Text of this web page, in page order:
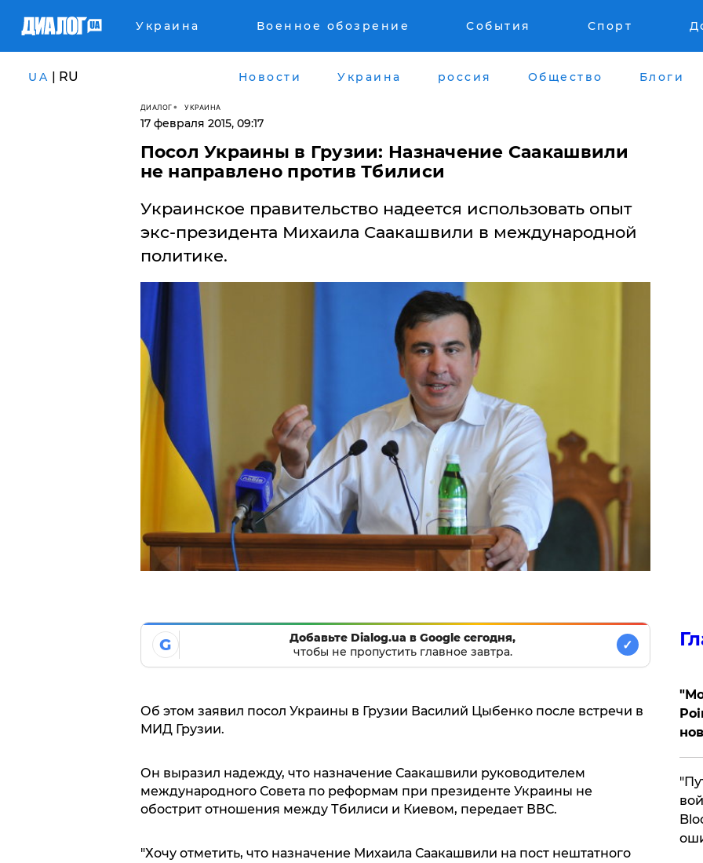
Украина Военное обозрение События Спорт
UA | RU Новости Украина россия Общество Блоги
ДИАЛОГ УКРАИНА
17 февраля 2015, 09:17
Посол Украины в Грузии: Назначение Саакашвили
не направлено против Тбилиси
Украинское правительство надеется использовать опыт
экс-президента Михаила Саакашвили в международной
политике.
G
Добавьте Dialog.ua в Google сегодня,
чтобы не пропустить главное завтра.
✓
Об этом заявил посол Украины в Грузии Василий Цыбенко после встречи в
МИД Грузии.
Он выразил надежду, что назначение Саакашвили руководителем
международного Совета по реформам при президенте Украины не
обострит отношения между Тбилиси и Киевом, передает ВВС.
"Хочу отметить, что назначение Михаила Саакашвили на пост нештатного